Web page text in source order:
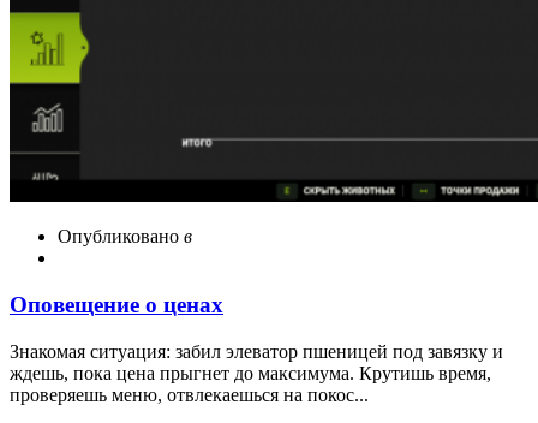
Опубликовано в
Оповещение о ценах
Знакомая ситуация: забил элеватор пшеницей под завязку и
ждешь, пока цена прыгнет до максимума. Крутишь время,
проверяешь меню, отвлекаешься на покос...